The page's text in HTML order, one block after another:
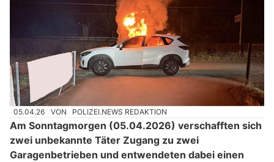
05.04.26 VON POLIZEI.NEWS REDAKTION
Am Sonntagmorgen (05.04.2026) verschafften sich
zwei unbekannte Täter Zugang zu zwei
Garagenbetrieben und entwendeten dabei einen